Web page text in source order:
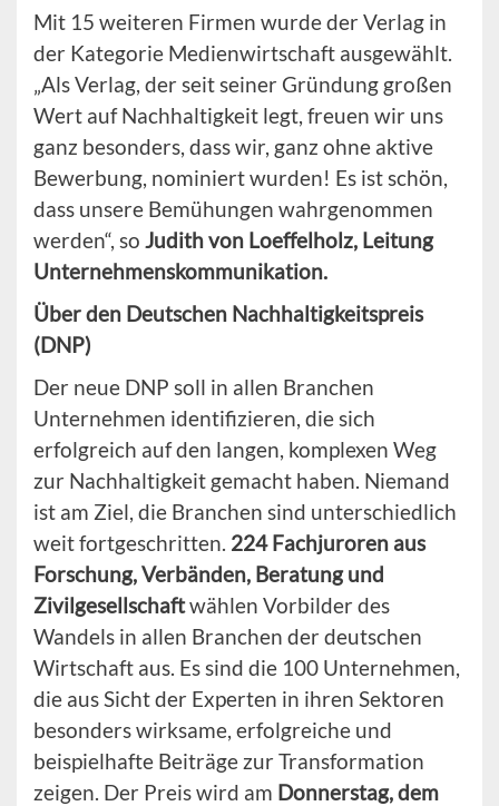
Mit 15 weiteren Firmen wurde der Verlag in
der Kategorie Medienwirtschaft ausgewählt.
„Als Verlag, der seit seiner Gründung großen
Wert auf Nachhaltigkeit legt, freuen wir uns
ganz besonders, dass wir, ganz ohne aktive
Bewerbung, nominiert wurden! Es ist schön,
dass unsere Bemühungen wahrgenommen
werden“, so Judith von Loeffelholz, Leitung
Unternehmenskommunikation.
Über den Deutschen Nachhaltigkeitspreis
(DNP)
Der neue DNP soll in allen Branchen
Unternehmen identifizieren, die sich
erfolgreich auf den langen, komplexen Weg
zur Nachhaltigkeit gemacht haben. Niemand
ist am Ziel, die Branchen sind unterschiedlich
weit fortgeschritten. 224 Fachjuroren aus
Forschung, Verbänden, Beratung und
Zivilgesellschaftwählen Vorbilder des
Wandels in allen Branchen der deutschen
Wirtschaft aus. Es sind die 100 Unternehmen,
die aus Sicht der Experten in ihren Sektoren
besonders wirksame, erfolgreiche und
beispielhafte Beiträge zur Transformation
zeigen. Der Preis wird am Donnerstag, dem